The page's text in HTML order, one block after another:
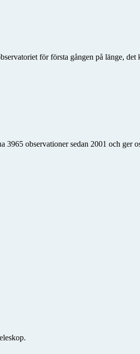
för första gången på länge, det
3965 observationer sedan 2001 och ger